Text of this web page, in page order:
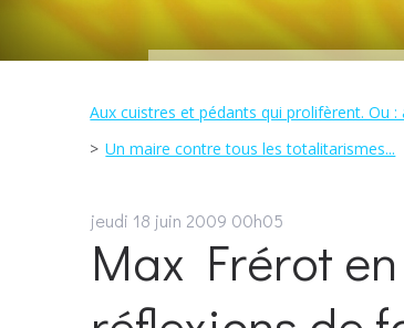
Aux cuistres et pédants qui prolifèrent. Ou :
Un maire contre tous les totalitarismes...
jeudi 18 juin 2009 00h05
Max Frérot